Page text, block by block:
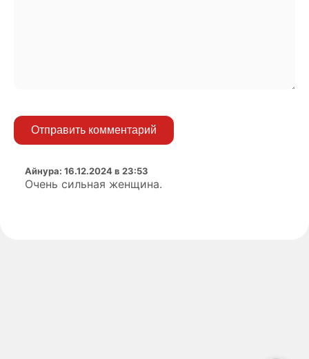
Отправить комментарий
Айнура: 16.12.2024 в 23:53
Очень сильная женщина.